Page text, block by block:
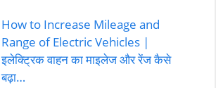
How to Increase Mileage and
Range of Electric Vehicles |
इलेक्ट्रिक वाहन का माइलेज और रेंज कैसे
बढ़ा…